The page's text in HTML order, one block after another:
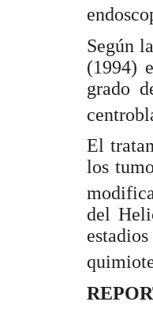
Según
(1994)
grado
El
los
del